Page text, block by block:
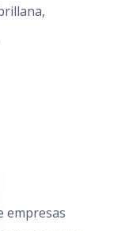
empresas